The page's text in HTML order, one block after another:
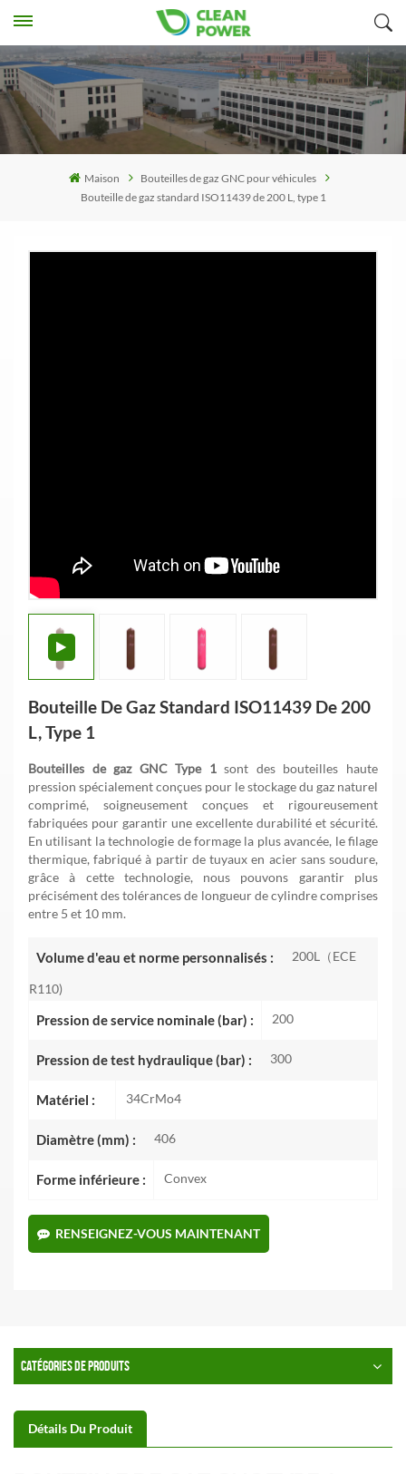
Maison
Bouteilles de gaz GNC pour véhicules
Bouteille de gaz standard ISO11439 de 200 L, type 1
Bouteille De Gaz Standard ISO11439 De 200
L, Type 1
Bouteilles de gaz GNC Type 1sont des bouteilles haute
pression spécialement conçues pour le stockage du gaz naturel
comprimé, soigneusement conçues et rigoureusement
fabriquées pour garantir une excellente durabilité et sécurité.
En utilisant la technologie de formage la plus avancée, le filage
thermique, fabriqué à partir de tuyaux en acier sans soudure,
grâce à cette technologie, nous pouvons garantir plus
précisément des tolérances de longueur de cylindre comprises
entre 5 et 10 mm.
Volume d'eau et norme personnalisés : 200L（ECE
R110)
Pression de service nominale (bar) : 200
Pression de test hydraulique (bar) : 300
Matériel : 34CrMo4
Diamètre (mm) : 406
Forme inférieure : Convex
RENSEIGNEZ-VOUS MAINTENANT
CATÉGORIES DE PRODUITS
Détails Du Produit